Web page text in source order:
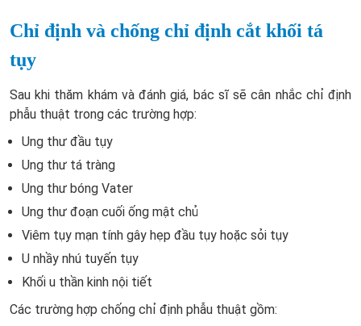
Chỉ định và chống chỉ định cắt khối tá
tụy
Sau khi thăm khám và đánh giá, bác sĩ sẽ cân nhắc chỉ định
phẫu thuật trong các trường hợp:
Ung thư đầu tụy
Ung thư tá tràng
Ung thư bóng Vater
Ung thư đoạn cuối ống mật chủ
Viêm tụy mạn tính gây hẹp đầu tụy hoặc sỏi tụy
U nhầy nhú tuyến tụy
Khối u thần kinh nội tiết
Các trường hợp chống chỉ định phẫu thuật gồm: